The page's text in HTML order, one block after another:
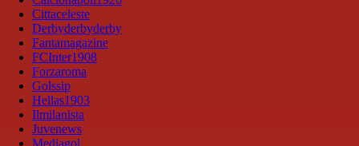
Cittaceleste
Derbyderbyderby
Fantamagazine
FCInter1908
Forzaroma
Golssip
Hellas1903
Ilmilanista
Juvenews